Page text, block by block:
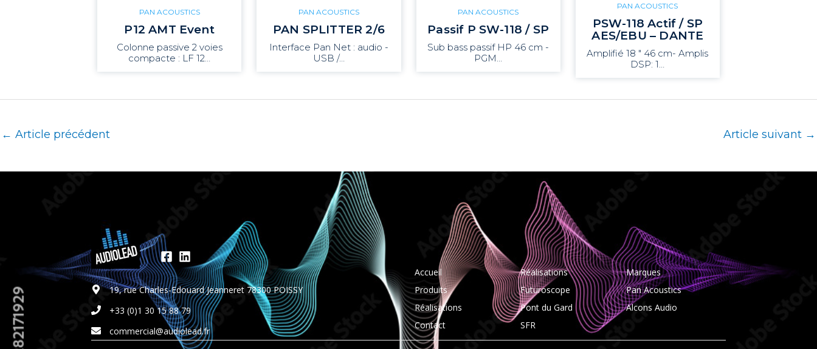
PAN ACOUSTICS
P12 AMT Event
Colonne passive 2 voies
compacte : LF 12…
PAN ACOUSTICS
PAN SPLITTER 2/6
Interface Pan Net : audio -
USB /…
PAN ACOUSTICS
Passif P SW-118 / SP
Sub bass passif HP 46 cm -
PGM…
PAN ACOUSTICS
PSW-118 Actif / SP
AES/EBU – DANTE
Amplifié 18 " 46 cm- Amplis
DSP: 1…
← Article précédent Article suivant →
19, rue Charles-Edouard Jeanneret 78300 POISSY
+33 (0)1 30 15 88 79
commercial@audiolead.fr
Accueil
Produits
Réalisations
Contact
Réalisations
Futuroscope
Pont du Gard
SFR
Marques
Pan Acoustics
Alcons Audio